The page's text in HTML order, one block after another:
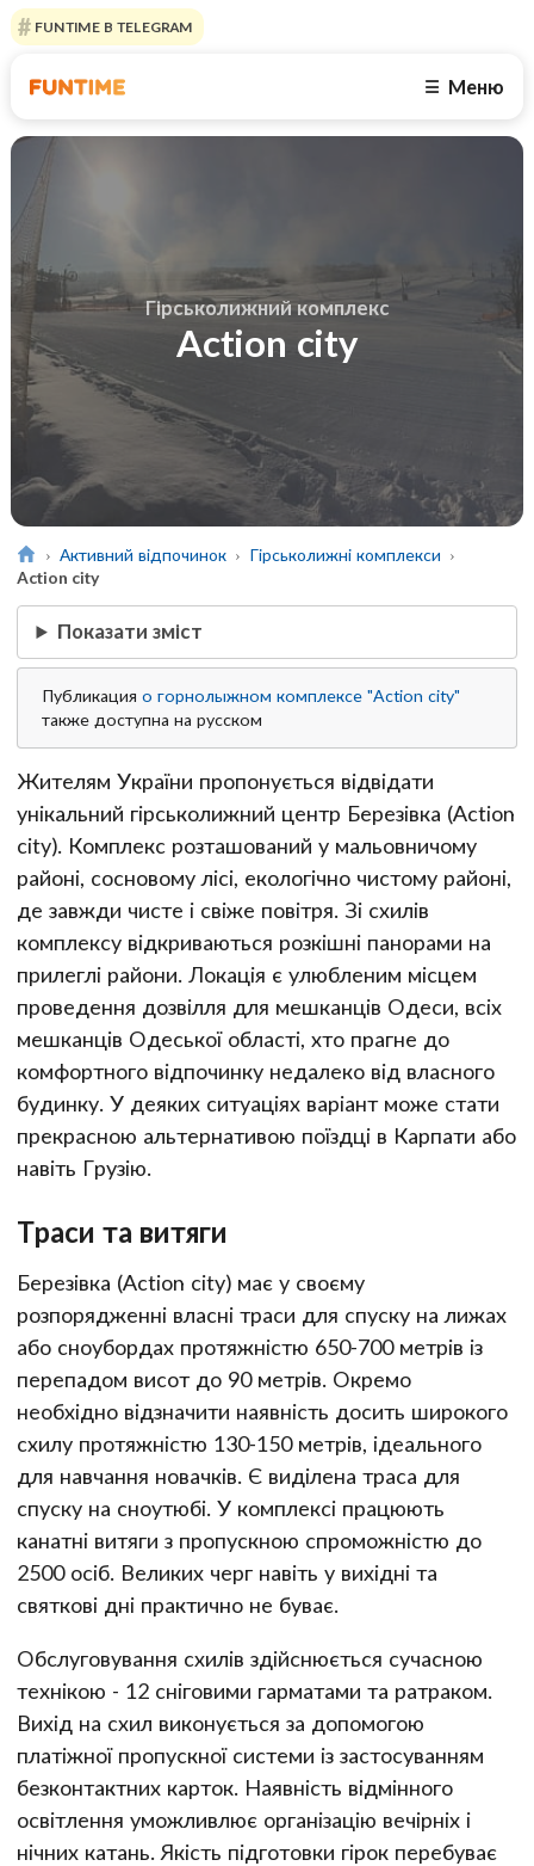
FUNTIME В TELEGRAM
☰ Меню
Гірськолижний комплекс
Action city
Активний відпочинок
Гірськолижні комплекси
Action city
Показати зміст
Публикацияо горнолыжном комплексе "Action city"
также доступна на русском
Жителям України пропонується відвідати
унікальний гірськолижний центр Березівка (Action
city). Комплекс розташований у мальовничому
районі, сосновому лісі, екологічно чистому районі,
де завжди чисте і свіже повітря. Зі схилів
комплексу відкриваються розкішні панорами на
прилеглі райони. Локація є улюбленим місцем
проведення дозвілля для мешканців Одеси, всіх
мешканців Одеської області, хто прагне до
комфортного відпочинку недалеко від власного
будинку. У деяких ситуаціях варіант може стати
прекрасною альтернативою поїздці в Карпати або
навіть Грузію.
Траси та витяги
Березівка (Action city) має у своєму
розпорядженні власні траси для спуску на лижах
або сноубордах протяжністю 650-700 метрів із
перепадом висот до 90 метрів. Окремо
необхідно відзначити наявність досить широкого
схилу протяжністю 130-150 метрів, ідеального
для навчання новачків. Є виділена траса для
спуску на сноутюбі. У комплексі працюють
канатні витяги з пропускною спроможністю до
2500 осіб. Великих черг навіть у вихідні та
святкові дні практично не буває.
Обслуговування схилів здійснюється сучасною
технікою - 12 сніговими гарматами та ратраком.
Вихід на схил виконується за допомогою
платіжної пропускної системи із застосуванням
безконтактних карток. Наявність відмінного
освітлення уможливлює організацію вечірніх і
нічних катань. Якість підготовки гірок перебуває